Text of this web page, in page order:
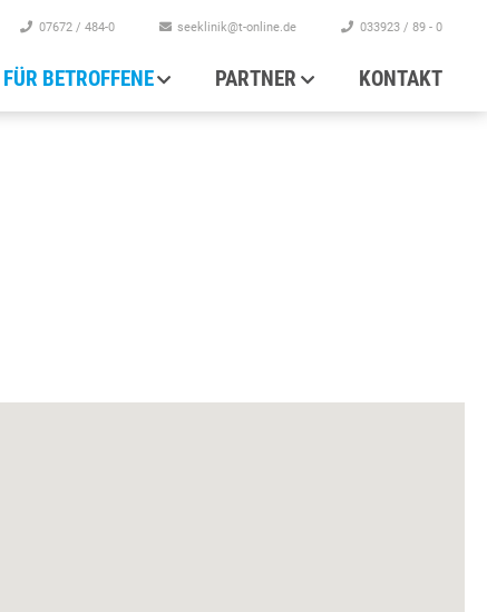
BETROFFENE PARTNER KONTAKT
07672 / 484-0 seeklinik@t-online.de 033923 / 89 - 0